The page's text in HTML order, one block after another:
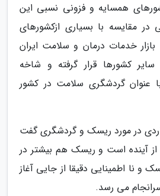
همسایه و فزونی نسبی این
مقایسه با بسیاری ازکشورهای
خدمات درمان و سلامت ایران
کشورها قرار گرفته و شاخه
عنوان گردشگری سلامت در کشور
در مورد ریسک و گردشگری گفت
آینده است و ریسک هم بیشتر در
و نا اطمینایی دقیقا از جایی آغاز
می رسد.